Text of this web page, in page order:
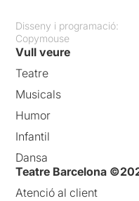
Disseny i programació:
Copymouse
Vull veure
Teatre
Musicals
Humor
Infantil
Dansa
Teatre Barcelona
Atenció al client